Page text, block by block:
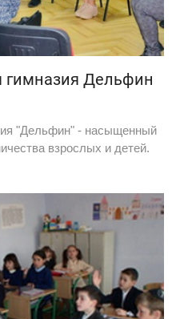
гимназия Дельфин
"Дельфин" - насыщенный
взрослых и детей.